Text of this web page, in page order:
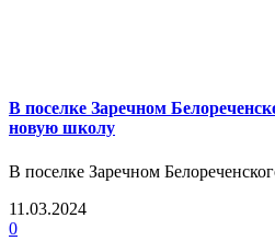
В поселке Заречном
новую школу
В поселке Заречном
11.03.2024
0